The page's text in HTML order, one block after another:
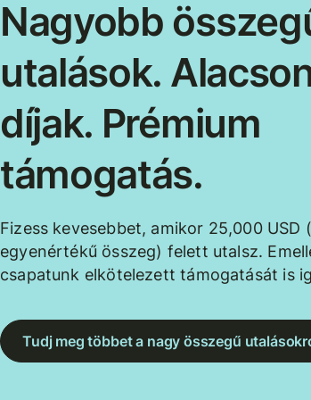
Nagyobb
utalások.
díjak. Prémium
támogatás.
Fizess kevesebbet, amikor 25,000 USD
egyenértékű összeg) felett utalsz.
csapatunk elkötelezett támogatását is
Tudj meg többet a nagy összegű